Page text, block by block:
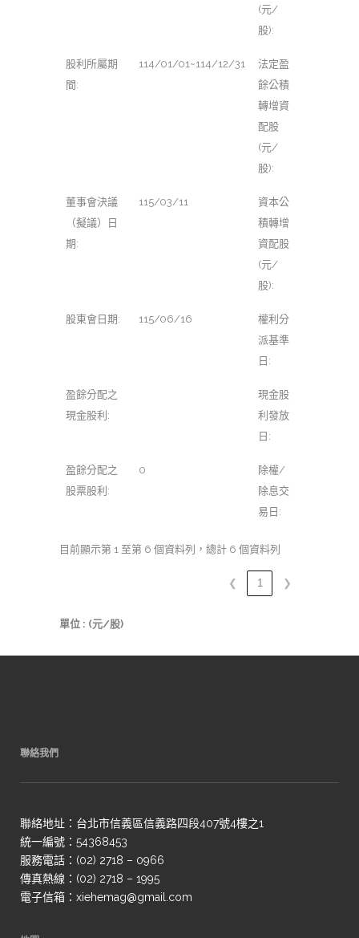
(元/
股):
股利所屬期
間:
114/01/01~114/12/31
法定盈
餘公積
轉增資
配股
(元/
股):
董事會決議
（擬議）日
期:
115/03/11
資本公
積轉增
資配股
(元/
股):
股東會日期: 115/06/16
權利分
派基準
日:
盈餘分配之
現金股利:
現金股
利發放
日:
盈餘分配之
股票股利:
0
除權/
除息交
易日:
目前顯示第 1 至第 6 個資料列，總計 6 個資料列
❮ 1 ❯
單位 : (元/股)
聯絡我們
聯絡地址：台北市信義區信義路四段407號4樓之1
統一編號：54368453
服務電話：(02) 2718 – 0966
傳真熱線：(02) 2718 – 1995
電子信箱：xiehemag@gmail.com